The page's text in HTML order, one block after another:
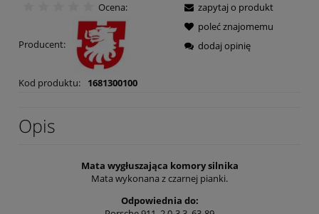
Ocena:
Producent:
Kod produktu: 1681300100
zapytaj o produkt
poleć znajomemu
dodaj opinię
Opis
Mata wygłuszająca komory silnika
Mata wykonana z czarnej pianki.
Odpowiednia do: